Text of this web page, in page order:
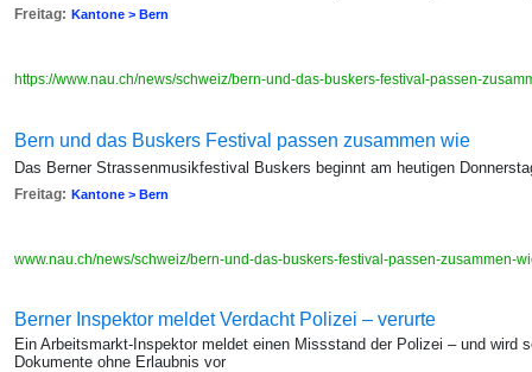
Freitag: Kantone > Bern
https://www.nau.ch/news/schweiz/bern-und-das-buskers-festival-passen-
Bern und das Buskers Festival passen zusammen wie
Das Berner Strassenmusikfestival Buskers beginnt am heutigen
Freitag: Kantone > Bern
www.nau.ch/news/schweiz/bern-und-das-buskers-festival-passen-zusammen-
Berner Inspektor meldet Verdacht Polizei – verurte
Ein Arbeitsmarkt-Inspektor meldet einen Missstand der Polizei – und wird
Dokumente ohne Erlaubnis vor